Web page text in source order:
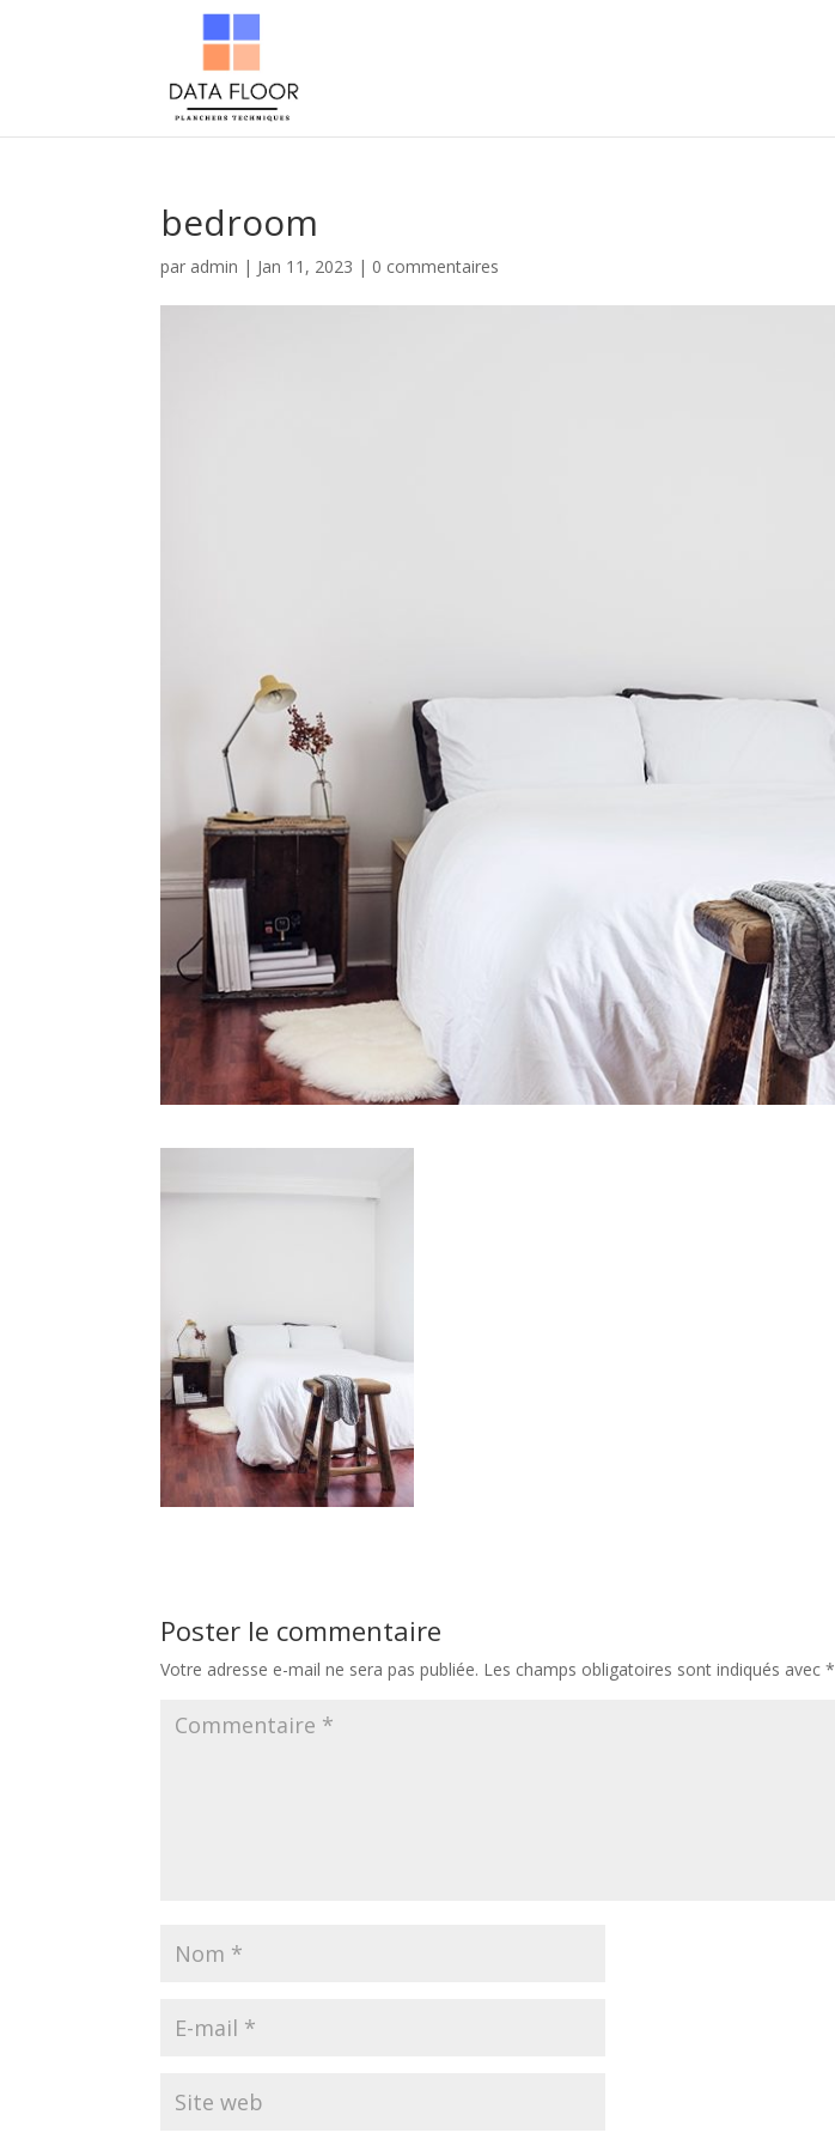
bedroom
par admin | Jan 11, 2023 | 0 commentaires
Poster le commentaire
Votre adresse e-mail ne sera pas publiée. Les champs obligatoires sont indiqués avec*